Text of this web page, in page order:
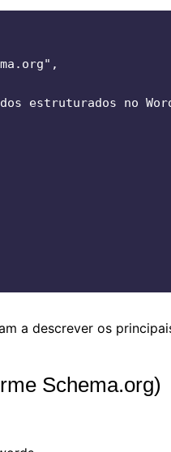
estruturados no
a descrever os
Schema.org)